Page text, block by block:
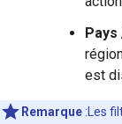
Pays
est
Remarque :Les